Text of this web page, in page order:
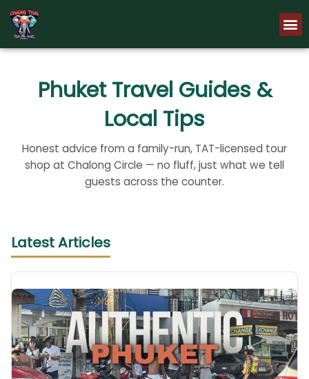
Skip
content
Phuket Travel Guides &
Local Tips
Honest advice from a family-run, TAT-licensed tour
shop at Chalong Circle — no fluff, just what we tell
guests across the counter.
Latest Articles